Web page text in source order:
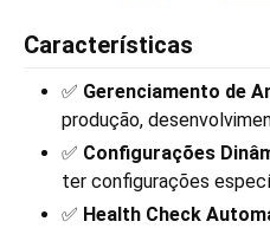
Características
✅ Gerenciamento de
produção,
✅ Configurações
ter configurações
✅ Health Check